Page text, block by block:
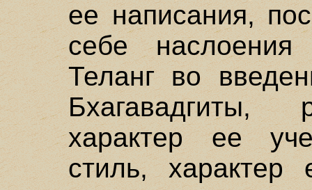
ее написания,
себе наслоения
Теланг во
Бхагавадгиты,
характер ее
стиль,